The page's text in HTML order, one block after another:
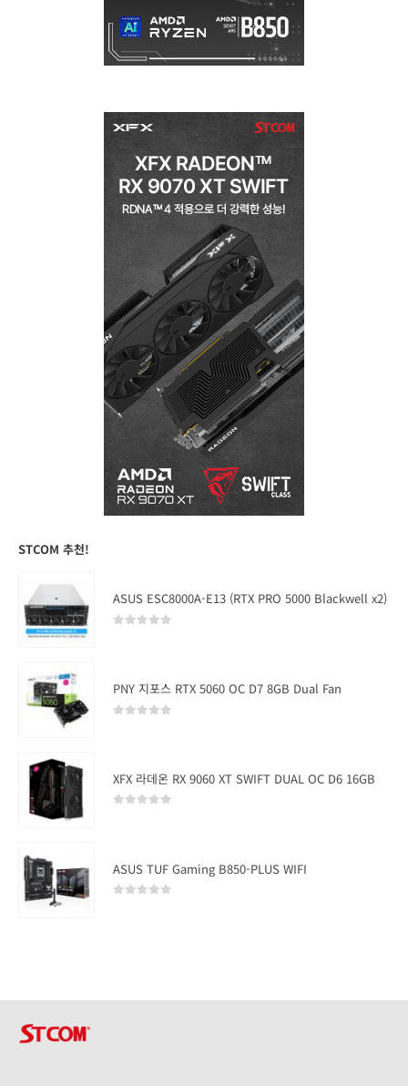
STCOM 추천!
ASUS ESC8000A-E13 (RTX PRO 5000 Blackwell x2)
PNY 지포스 RTX 5060 OC D7 8GB Dual Fan
XFX 라데온 RX 9060 XT SWIFT DUAL OC D6 16GB
ASUS TUF Gaming B850-PLUS WIFI